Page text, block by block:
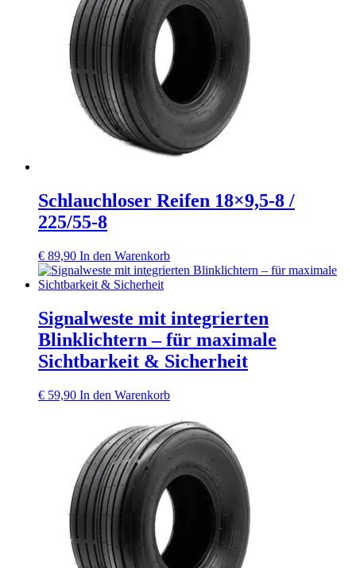
Schlauchloser Reifen 18×9,5-8 /
225/55-8
€ 89,90 In den Warenkorb
Signalweste mit integrierten
Blinklichtern – für maximale
Sichtbarkeit & Sicherheit
€ 59,90 In den Warenkorb